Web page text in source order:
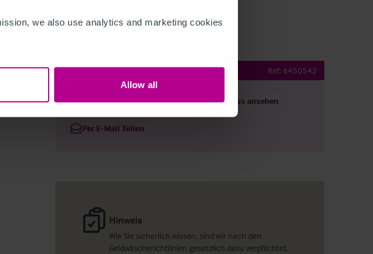
we also use analytics and marketing cookies
Allow all
Vacant Pub with Accommodation Ref: 6450542
Details herunterladen Grundriss ansehen
Per E-Mail Teilen
Hinweis
Wie Sie sicherlich wissen, sind wir nach den
Geldwäscherichtlinien gesetzlich dazu verpflichtet,